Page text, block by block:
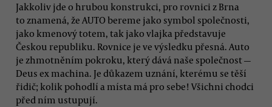
Jakkoliv jde o hrubou konstrukci, pro rovnici z Brna
to znamená, že AUTO bereme jako symbol společnosti,
jako kmenový totem, tak jako vlajka představuje
Českou republiku. Rovnice je ve výsledku přesná. Auto
je zhmotněním pokroku, který dává naše společnost —
Deus ex machina. Je důkazem uznání, kterému se těší
řidič; kolik pohodlí a místa má pro sebe! Všichni chodci
před ním ustupují.